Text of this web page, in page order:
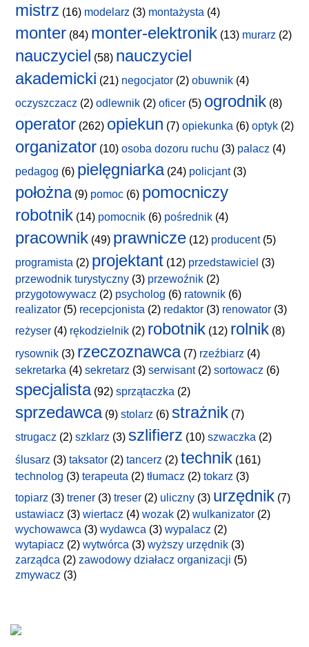
mistrz (16) modelarz (3) montażysta (4)
monter (84) monter-elektronik (13) murarz (2)
nauczyciel (58) nauczyciel
akademicki (21) negocjator (2) obuwnik (4)
oczyszczacz (2) odlewnik (2) oficer (5) ogrodnik (8)
operator (262) opiekun (7) opiekunka (6) optyk (2)
organizator (10) osoba dozoru ruchu (3) palacz (4)
pedagog (6) pielęgniarka(24) policjant(3)
położna(9) pomoc (6) pomocniczy
robotnik (14) pomocnik (6) pośrednik (4)
pracownik (49) prawnicze (12) producent(5)
programista (2) projektant (12) przedstawiciel (3)
przewodnik turystyczny (3) przewoźnik (2)
przygotowywacz (2) psycholog (6) ratownik (6)
realizator (5) recepcjonista (2) redaktor (3) renowator (3)
reżyser (4) rękodzielnik (2) robotnik (12) rolnik (8)
rysownik (3) rzeczoznawca(7) rzeźbiarz (4)
sekretarka (4) sekretarz (3) serwisant(2) sortowacz (6)
specjalista(92) sprzątaczka (2)
sprzedawca(9) stolarz (6) strażnik (7)
strugacz (2) szklarz (3) szlifierz (10) szwaczka (2)
ślusarz (3) taksator (2) tancerz (2) technik (161)
technolog (3) terapeuta (2) tłumacz (2) tokarz (3)
topiarz (3) trener (3) treser (2) uliczny (3) urzędnik (7)
ustawiacz (3) wiertacz (4) wozak (2) wulkanizator (2)
wychowawca (3) wydawca (3) wypalacz (2)
wytapiacz (2) wytwórca (3) wyższy urzędnik (3)
zarządca (2) zawodowy działacz organizacji (5)
zmywacz (3)